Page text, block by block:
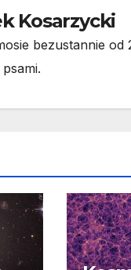
Kosarzycki
bezustannie od